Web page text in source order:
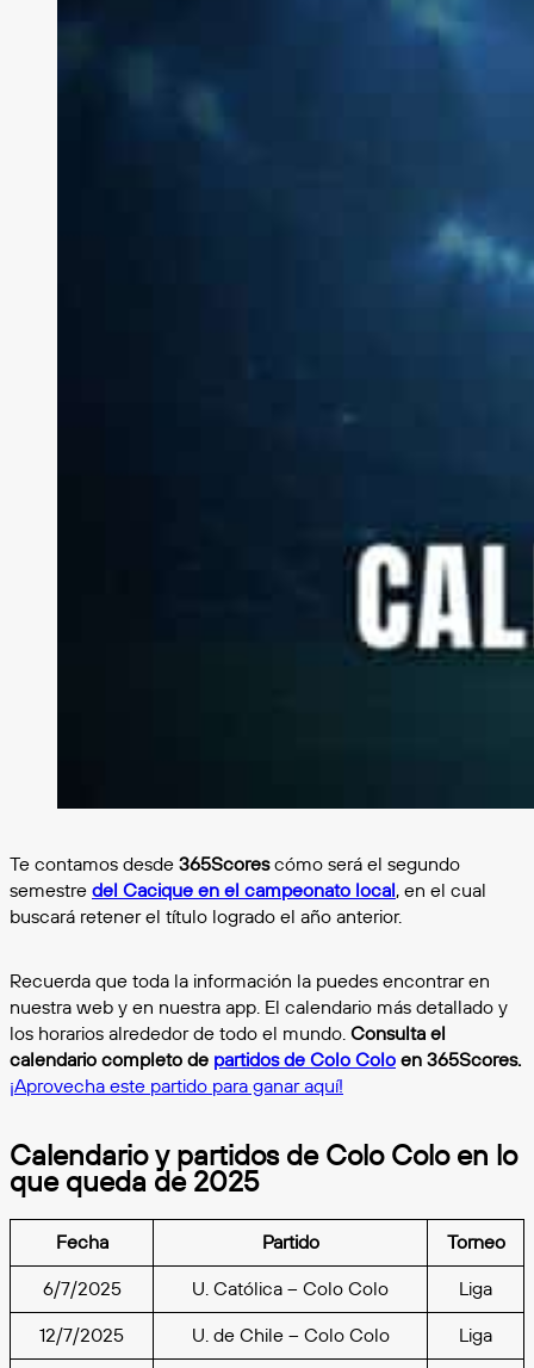
Te contamos desde 365Scorescómo será el segundo
semestre del Cacique en el campeonato local, en el cual
buscará retener el título logrado el año anterior.
Recuerda que toda la información la puedes encontrar en
nuestra web y en nuestra app. El calendario más detallado y
los horarios alrededor de todo el mundo. Consulta el
calendario completo de partidos de Colo Colo en 365Scores.
¡Aprovecha este partido para ganar aquí!
Calendario y partidos de Colo Colo en lo
que queda de 2025
Fecha Partido Torneo
6/7/2025 U. Católica – Colo Colo Liga
12/7/2025 U. de Chile – Colo Colo Liga